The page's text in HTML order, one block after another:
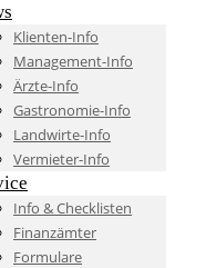
Klienten-Info
Management-Info
Ärzte-Info
Gastronomie-Info
Landwirte-Info
Vermieter-Info
Info & Checklisten
Finanzämter
Formulare